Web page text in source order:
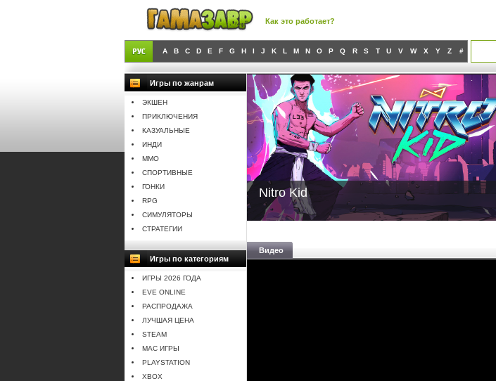
Как это работает?
A B C D E F G H I J K L M N O P Q R S T U V W X Y Z #
Игры по жанрам
ЭКШЕН
ПРИКЛЮЧЕНИЯ
КАЗУАЛЬНЫЕ
ИНДИ
MMO
СПОРТИВНЫЕ
ГОНКИ
RPG
СИМУЛЯТОРЫ
СТРАТЕГИИ
Игры по категориям
ИГРЫ 2026 ГОДА
EVE ONLINE
РАСПРОДАЖА
ЛУЧШАЯ ЦЕНА
STEAM
MAC ИГРЫ
PLAYSTATION
XBOX
Nitro Kid
Видео